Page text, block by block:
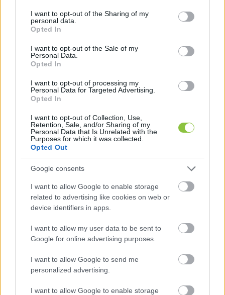
not limited to your visit or usage behaviour. You may click to
grant or deny consent to Google and its third-party tags to
use your data for below specified purposes in below Google
consent section.
I want to opt-out of the Sharing of my
personal data.
Opted In
I want to opt-out of the Sale of my
Personal Data.
Opted In
I want to opt-out of processing my
Personal Data for Targeted Advertising.
Opted In
I want to opt-out of Collection, Use,
Retention, Sale, and/or Sharing of my
Personal Data that Is Unrelated with the
Purposes for which it was collected.
Opted Out
Google consents
I want to allow Google to enable storage
related to advertising like cookies on web or
device identifiers in apps.
I want to allow my user data to be sent to
Google for online advertising purposes.
I want to allow Google to send me
personalized advertising.
I want to allow Google to enable storage
segítséget kérjek. Az összetartó családommal
minden nehézséget és problémát eddig együtt és
közösen meg tudtunk oldani, de ez most
meghaladja az erőnket”
édesanya, Borics Bettina.
Időnként elcsukló hangon beszélt a hatalmas
boldogságukról, amit Boti megszületése okozott
számukra, majd az aggodalomról, a
bizonytalanságról, a vizsgálatokról, a fül-orr-
gégészeti műtétekről, a rendellenesség okozta
egyéb tünetekről.